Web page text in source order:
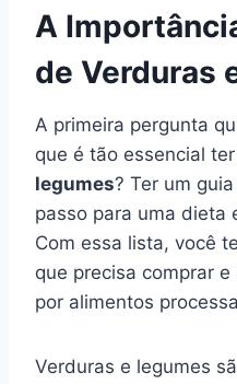
A
de Verduras
A primeira pergunta
que é tão essencial
legumes? Ter um
passo para uma dieta
Com essa lista, você
que precisa comprar
por alimentos
Verduras e legumes